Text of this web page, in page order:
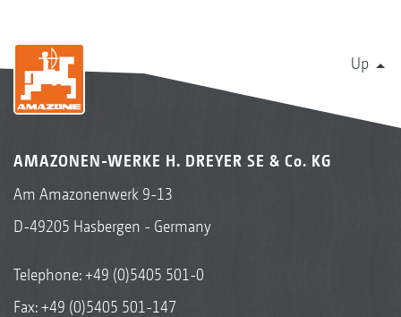
Up
AMAZONEN-WERKE H. DREYER SE & Co. KG
Am Amazonenwerk 9-13
D-49205 Hasbergen - Germany
Telephone:+49 (0)5405 501-0
Fax: +49 (0)5405 501-147